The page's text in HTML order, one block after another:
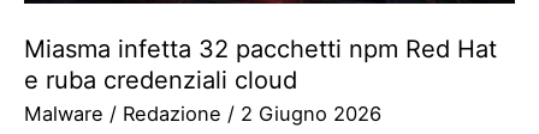
Miasma infetta 32 pacchetti npm Red Hat
e ruba credenziali cloud
Malware / Redazione / 2 Giugno 2026